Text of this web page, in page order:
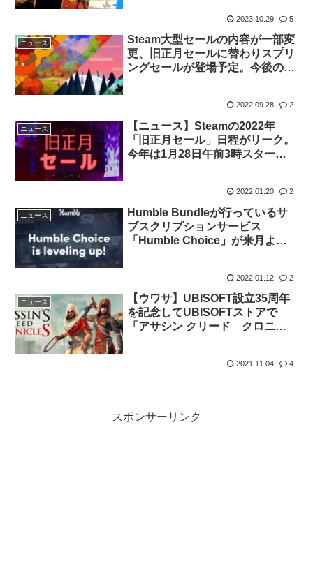
2023.10.29 5
ニュース
Steam大型セールの内容が一部変
更、旧正月セールに替わりスプリ
ングセールが登場予定。今後のセ
2022.09.28 2
ニュース
【ニュース】Steamの2022年
「旧正月セール」日程がリーク。
今年は1月28日午前3時スター
2022.01.20 2
ニュース
Humble Bundleが行っているサ
ブスクリプションサービス
「Humble Choice」が来月より
2022.01.12 2
ニュース
【ウワサ】UBISOFT設立35周年
を記念してUBISOFTストアで
「アサシン クリード クロニク
2021.11.04 4
スポンサーリンク